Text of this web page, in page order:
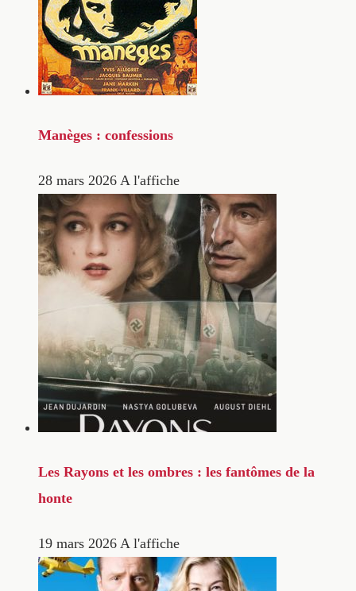
Manèges : confessions
28 mars 2026 A l'affiche
Les Rayons et les ombres : les fantômes de la
honte
19 mars 2026 A l'affiche